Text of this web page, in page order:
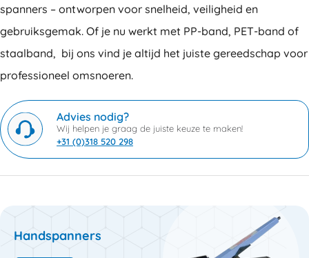
spanners – ontworpen voor snelheid, veiligheid en
gebruiksgemak. Of je nu werkt met PP-band, PET-band of
staalband, bij ons vind je altijd het juiste gereedschap voor
professioneel omsnoeren.
Advies nodig?
Wij helpen je graag de juiste keuze te maken!
+31 (0)318 520 298
Handspanners